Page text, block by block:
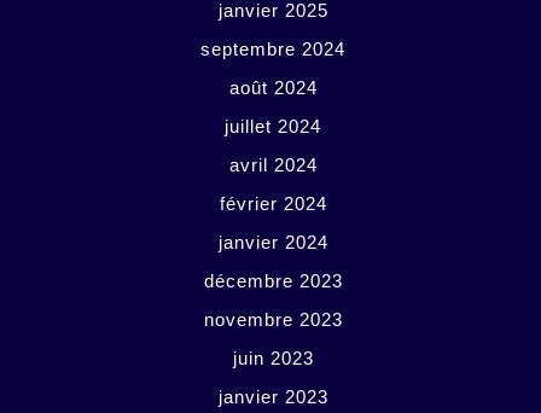
janvier 2025
septembre 2024
août 2024
juillet 2024
avril 2024
février 2024
janvier 2024
décembre 2023
novembre 2023
juin 2023
janvier 2023